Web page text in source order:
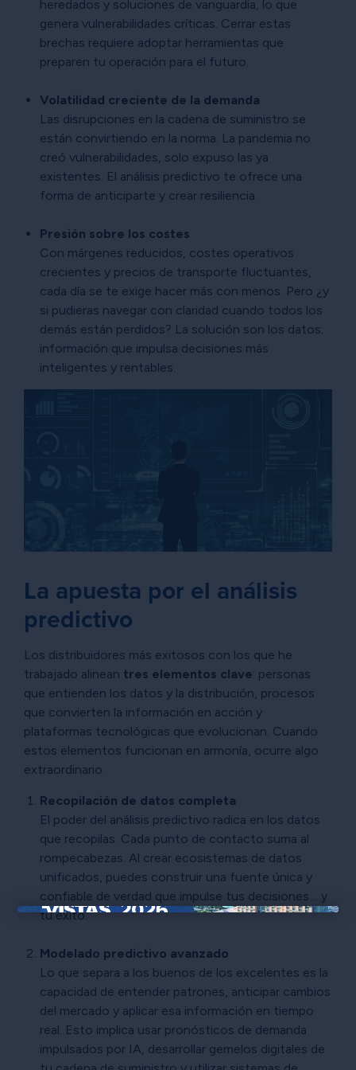
heredados y soluciones de vanguardia, lo que
genera vulnerabilidades críticas. Cerrar estas
brechas requiere adoptar herramientas que
preparen tu operación para el futuro.
Volatilidad creciente de la demanda
Las disrupciones en la cadena de suministro se
están convirtiendo en la norma. La pandemia no
creó vulnerabilidades, solo expuso las ya
existentes. El análisis predictivo te ofrece una
forma de anticiparte y crear resiliencia.
Presión sobre los costes
Con márgenes reducidos, costes operativos
crecientes y precios de transporte fluctuantes,
cada día se te exige hacer más con menos. Pero ¿y
si pudieras navegar con claridad cuando todos los
demás están perdidos? La solución son los datos:
información que impulsa decisiones más
inteligentes y rentables.
La apuesta por el análisis
predictivo
Los distribuidores más exitosos con los que he
trabajado alinean tres elementos clave: personas
que entienden los datos y la distribución, procesos
que convierten la información en acción y
plataformas tecnológicas que evolucionan. Cuando
estos elementos funcionan en armonía, ocurre algo
extraordinario.
Recopilación de datos completa
El poder del análisis predictivo radica en los datos
que recopilas. Cada punto de contacto suma al
rompecabezas. Al crear ecosistemas de datos
unificados, puedes construir una fuente única y
confiable de verdad que impulse tus decisiones… y
tu éxito.
Modelado predictivo avanzado
Lo que separa a los buenos de los excelentes es la
capacidad de entender patrones, anticipar cambios
del mercado y aplicar esa información en tiempo
real. Esto implica usar pronósticos de demanda
impulsados por IA, desarrollar gemelos digitales de